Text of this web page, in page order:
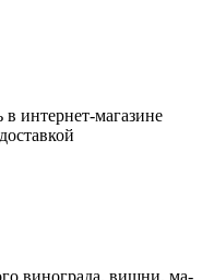
ин­тернет-ма­га­зине
ви­но­гра­да, виш­ни, ма­